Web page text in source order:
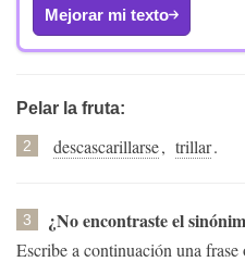
Mejorar mi texto
Pelar la fruta:
2 descascarillarse, trillar.
3 ¿No encontraste el
Escribe a continuación una